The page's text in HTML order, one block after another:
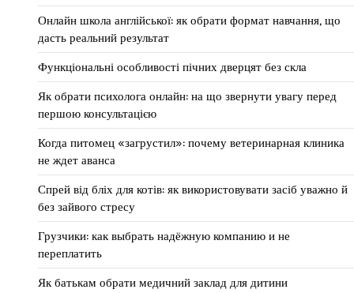
Онлайн школа англійської: як обрати формат навчання, що
дасть реальний результат
Функціональні особливості пічних дверцят без скла
Як обрати психолога онлайн: на що звернути увагу перед
першою консультацією
Когда питомец «загрустил»: почему ветеринарная клиника
не ждет аванса
Спрей від бліх для котів: як використовувати засіб уважно й
без зайвого стресу
Грузчики: как выбрать надёжную компанию и не
переплатить
Як батькам обрати медичний заклад для дитини